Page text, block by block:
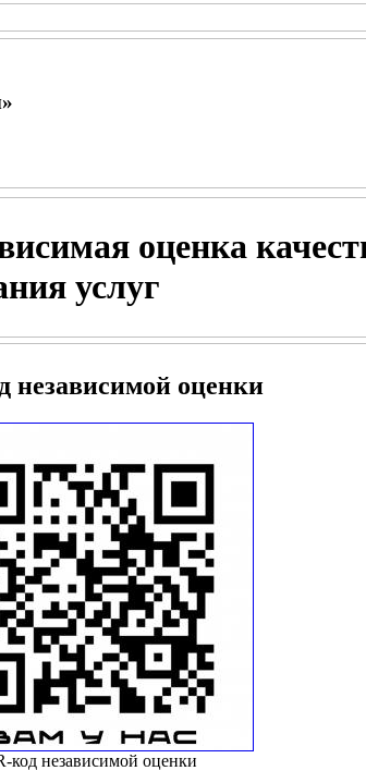
оценка
услуг
независимой оценки
код независимой оценки